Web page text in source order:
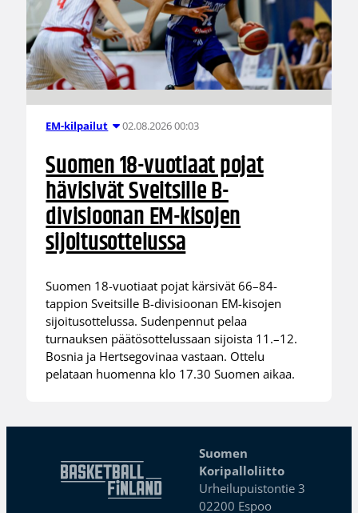
EM-kilpailut 02.08.2026 00:03
Suomen 18-vuotiaat pojat
hävisivät Sveitsille B-
divisioonan EM-kisojen
sijoitusottelussa
Suomen 18-vuotiaat pojat kärsivät 66–84-
tappion Sveitsille B-divisioonan EM-kisojen
sijoitusottelussa. Sudenpennut pelaa
turnauksen päätösottelussaan sijoista 11.–12.
Bosnia ja Hertsegovinaa vastaan. Ottelu
pelataan huomenna klo 17.30 Suomen aikaa.
Suomen
Koripalloliitto
Urheilupuistontie 3
02200 Espoo